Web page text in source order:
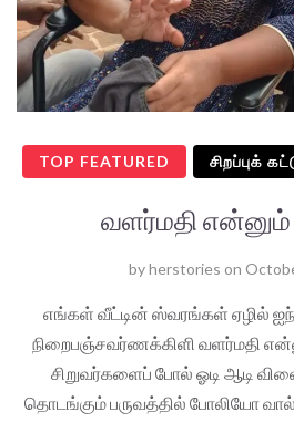
TOP FEATURED சிறப்புக்
வளர்மதி என்னும்
byherstories on
எங்கள் வீட்டின் ஸ்வரங்கள் ஏழில்
நிறைபஞ்சவர்ணக்கிளி வளர்மதி
சிறுவர்களைப் போல் ஓடி ஆடி
தொடங்கும் பருவத்தில் போலியோ வால்